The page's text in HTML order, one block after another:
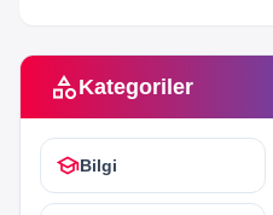
categoryKategoriler
schoolBilgi